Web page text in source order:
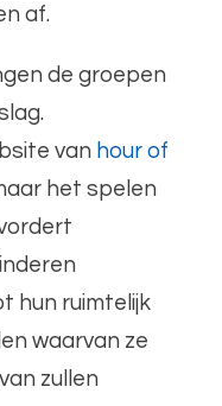
af.
de groepen
van hour of
het spelen
hun ruimtelijk
waarvan ze
zullen